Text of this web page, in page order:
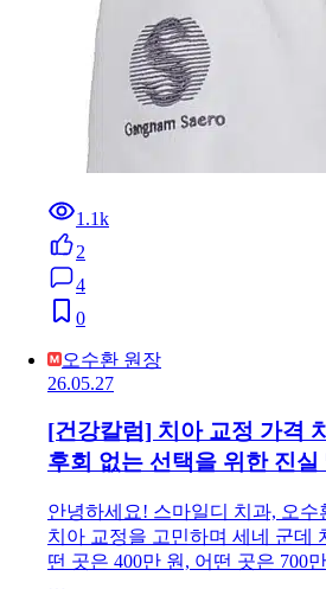
1.1k
2
4
0
오수환 원장
26.05.27
[건강칼럼] 치아 교정 가격
후회 없는 선택을 위한 진실
안녕하세요! 스마일디 치과, 오
치아 교정을 고민하며 세네 군데
떤 곳은 400만 원, 어떤 곳은 700
…